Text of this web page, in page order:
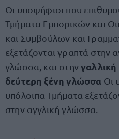
Οι υποψήφιοι που
Τμήματα Εμπορικών και
και Συμβούλων και
εξετάζονται γραπτά στην
γλώσσα, και στην
δεύτερη ξένη γλώσσα Οι
υπόλοιπα Τμήματα
στην αγγλική γλώσσα.